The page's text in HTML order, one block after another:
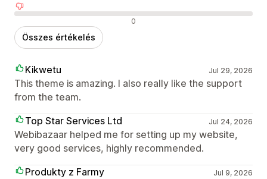
0
Összes értékelés
Kikwetu Jul 29, 2026
This theme is amazing. I also really like the support
from the team.
Top Star Services Ltd
Jul 24, 2026
Webibazaar helped me for setting up my website,
very good services, highly recommended.
Produkty z Farmy
Jul 9, 2026